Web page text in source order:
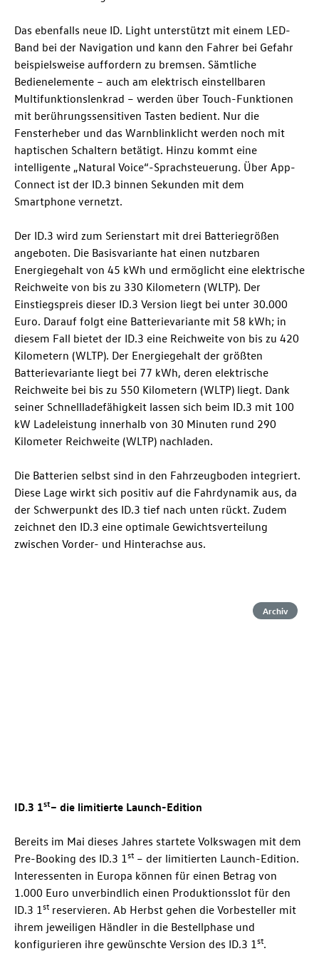
Das ebenfalls neue ID. Light unterstützt mit einem LED-
Band bei der Navigation und kann den Fahrer bei Gefahr
beispielsweise auffordern zu bremsen. Sämtliche
Bedienelemente – auch am elektrisch einstellbaren
Multifunktionslenkrad – werden über Touch-Funktionen
mit berührungssensitiven Tasten bedient. Nur die
Fensterheber und das Warnblinklicht werden noch mit
haptischen Schaltern betätigt. Hinzu kommt eine
intelligente „Natural Voice“-Sprachsteuerung. Über App-
Connect ist der ID.3 binnen Sekunden mit dem
Smartphone vernetzt.
Der ID.3 wird zum Serienstart mit drei Batteriegrößen
angeboten. Die Basisvariante hat einen nutzbaren
Energiegehalt von 45 kWh und ermöglicht eine elektrische
Reichweite von bis zu 330 Kilometern (WLTP). Der
Einstiegspreis dieser ID.3 Version liegt bei unter 30.000
Euro. Darauf folgt eine Batterievariante mit 58 kWh; in
diesem Fall bietet der ID.3 eine Reichweite von bis zu 420
Kilometern (WLTP). Der Energiegehalt der größten
Batterievariante liegt bei 77 kWh, deren elektrische
Reichweite bei bis zu 550 Kilometern (WLTP) liegt. Dank
seiner Schnellladefähigkeit lassen sich beim ID.3 mit 100
kW Ladeleistung innerhalb von 30 Minuten rund 290
Kilometer Reichweite (WLTP) nachladen.
Die Batterien selbst sind in den Fahrzeugboden integriert.
Diese Lage wirkt sich positiv auf die Fahrdynamik aus, da
der Schwerpunkt des ID.3 tief nach unten rückt. Zudem
zeichnet den ID.3 eine optimale Gewichtsverteilung
zwischen Vorder- und Hinterachse aus.
Archiv
ID.3 1st– die limitierte Launch-Edition
Bereits im Mai dieses Jahres startete Volkswagen mit dem
Pre-Booking des ID.3 1st – der limitierten Launch-Edition.
Interessenten in Europa können für einen Betrag von
1.000 Euro unverbindlich einen Produktionsslot für den
ID.3 1st reservieren. Ab Herbst gehen die Vorbesteller mit
ihrem jeweiligen Händler in die Bestellphase und
konfigurieren ihre gewünschte Version des ID.3 1st.